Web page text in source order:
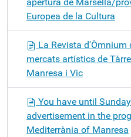
Europea de la Cultura
La Revista d'Òmnium
mercats artístics de
Manresa i Vic
You have until
advertisement in the
Mediterrània of Manresa